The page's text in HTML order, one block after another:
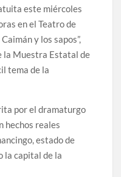
este miércoles
en el Teatro de
y los sapos”,
la Muestra Estatal de
tema de la
por el dramaturgo
hechos reales
estado de
la capital de la